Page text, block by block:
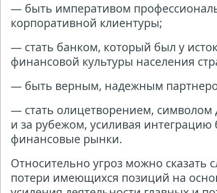
— быть императивом
корпоративной клиентуры;
— стать банком, который был у
финансовой культуры населения
— быть верным, надежным
— стать олицетворением, символом
и за рубежом, усиливая
финансовые рынки.
Относительно угроз можно
потери имеющихся позиций на